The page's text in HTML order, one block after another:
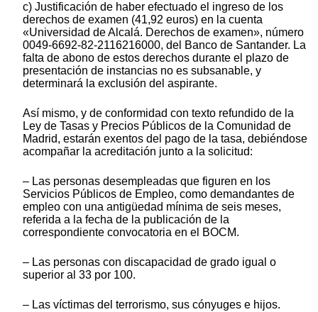
c) Justificación de haber efectuado el ingreso de los
derechos de examen (41,92 euros) en la cuenta
«Universidad de Alcalá. Derechos de examen», número
0049-6692-82-2116216000, del Banco de Santander. La
falta de abono de estos derechos durante el plazo de
presentación de instancias no es subsanable, y
determinará la exclusión del aspirante.
Así mismo, y de conformidad con texto refundido de la
Ley de Tasas y Precios Públicos de la Comunidad de
Madrid, estarán exentos del pago de la tasa, debiéndose
acompañar la acreditación junto a la solicitud:
– Las personas desempleadas que figuren en los
Servicios Públicos de Empleo, como demandantes de
empleo con una antigüedad mínima de seis meses,
referida a la fecha de la publicación de la
correspondiente convocatoria en el BOCM.
– Las personas con discapacidad de grado igual o
superior al 33 por 100.
– Las víctimas del terrorismo, sus cónyuges e hijos.